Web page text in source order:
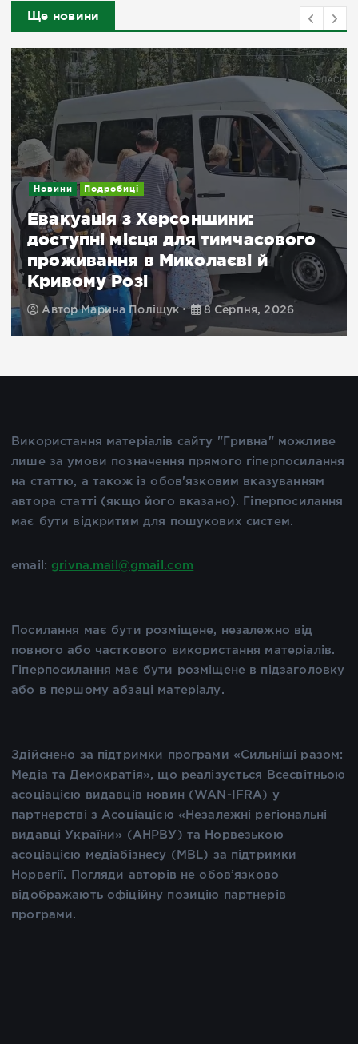
Ще новини
Новини Подробиці
Евакуація з Херсонщини:
доступні місця для тимчасового
проживання в Миколаєві й
Кривому Розі
АвторМарина Поліщук 8 Серпня, 2026
Використання матеріалів сайту "Гривна" можливе
лише за умови позначення прямого гіперпосилання
на статтю, а також із обов'язковим вказуванням
автора статті (якщо його вказано). Гіперпосилання
має бути відкритим для пошукових систем.
email: grivna.mail@gmail.com
Посилання має бути розміщене, незалежно від
повного або часткового використання матеріалів.
Гіперпосилання має бути розміщене в підзаголовку
або в першому абзаці матеріалу.
Здійснено за підтримки програми «Сильніші разом:
Медіа та Демократія», що реалізується Всесвітньою
асоціацією видавців новин (WAN-IFRA) у
партнерстві з Асоціацією «Незалежні регіональні
видавці України» (АНРВУ) та Норвезькою
асоціацією медіабізнесу (MBL) за підтримки
Норвегії. Погляди авторів не обов’язково
відображають офіційну позицію партнерів
програми.